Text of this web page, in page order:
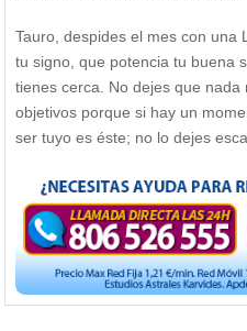
Tauro, despides el mes con una
tu signo, que potencia tu buena
tienes cerca. No dejes que
objetivos porque si hay un
ser tuyo es éste; no lo dejes